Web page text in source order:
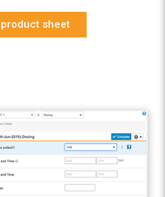
sheet